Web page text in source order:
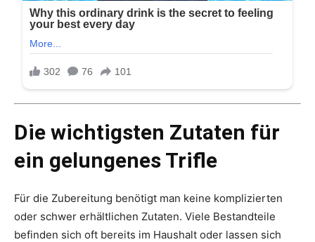
Die wichtigsten Zutaten für
ein gelungenes Trifle
Für die Zubereitung benötigt man keine komplizierten
oder schwer erhältlichen Zutaten. Viele Bestandteile
befinden sich oft bereits im Haushalt oder lassen sich